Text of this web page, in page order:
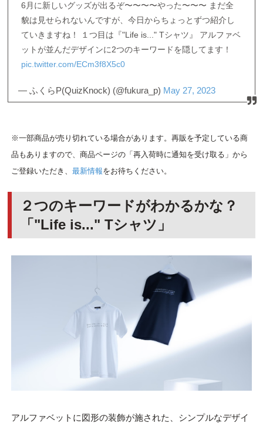
6月に新しいグッズが出るぞ〜〜〜〜やった〜〜〜 まだ全
貌は見せられないんですが、今日からちょっとずつ紹介し
ていきますね！ １つ目は『"Life is..." Tシャツ』 アルファベ
ットが並んだデザインに2つのキーワードを隠してます！
pic.twitter.com/ECm3f8X5c0
— ふくらP(QuizKnock) (@fukura_p) May 27, 2023
※一部商品が売り切れている場合があります。再販を予定している商
品もありますので、商品ページの「再入荷時に通知を受け取る」から
ご登録いただき、 最新情報をお待ちください。
２つのキーワードがわかるかな？
「"Life is..." Tシャツ」
アルファベットに図形の装飾が施された、シンプルなデザイ